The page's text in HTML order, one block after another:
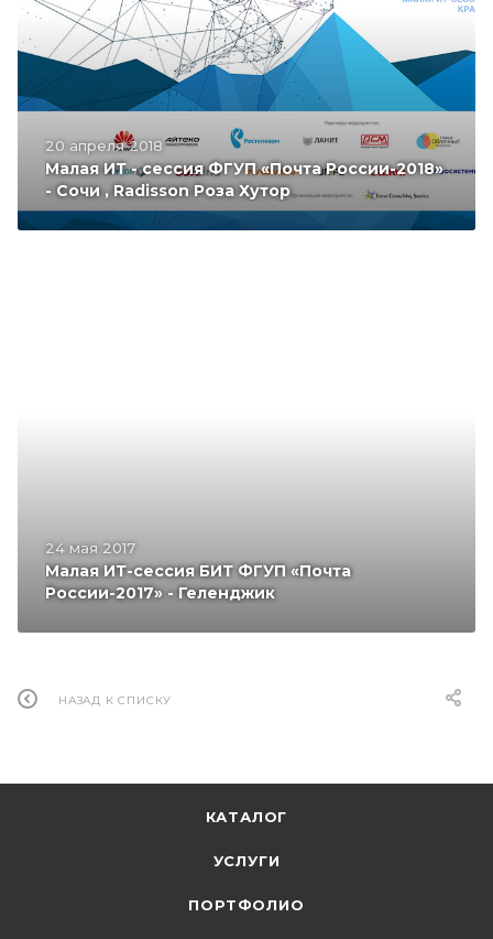
20 апреля 2018
Малая ИТ - сессия ФГУП «Почта России-2018»
- Сочи , Radisson Роза Хутор
24 мая 2017
Малая ИТ-сессия БИТ ФГУП «Почта
России-2017» - Геленджик
НАЗАД К СПИСКУ
КАТАЛОГ
УСЛУГИ
ПОРТФОЛИО